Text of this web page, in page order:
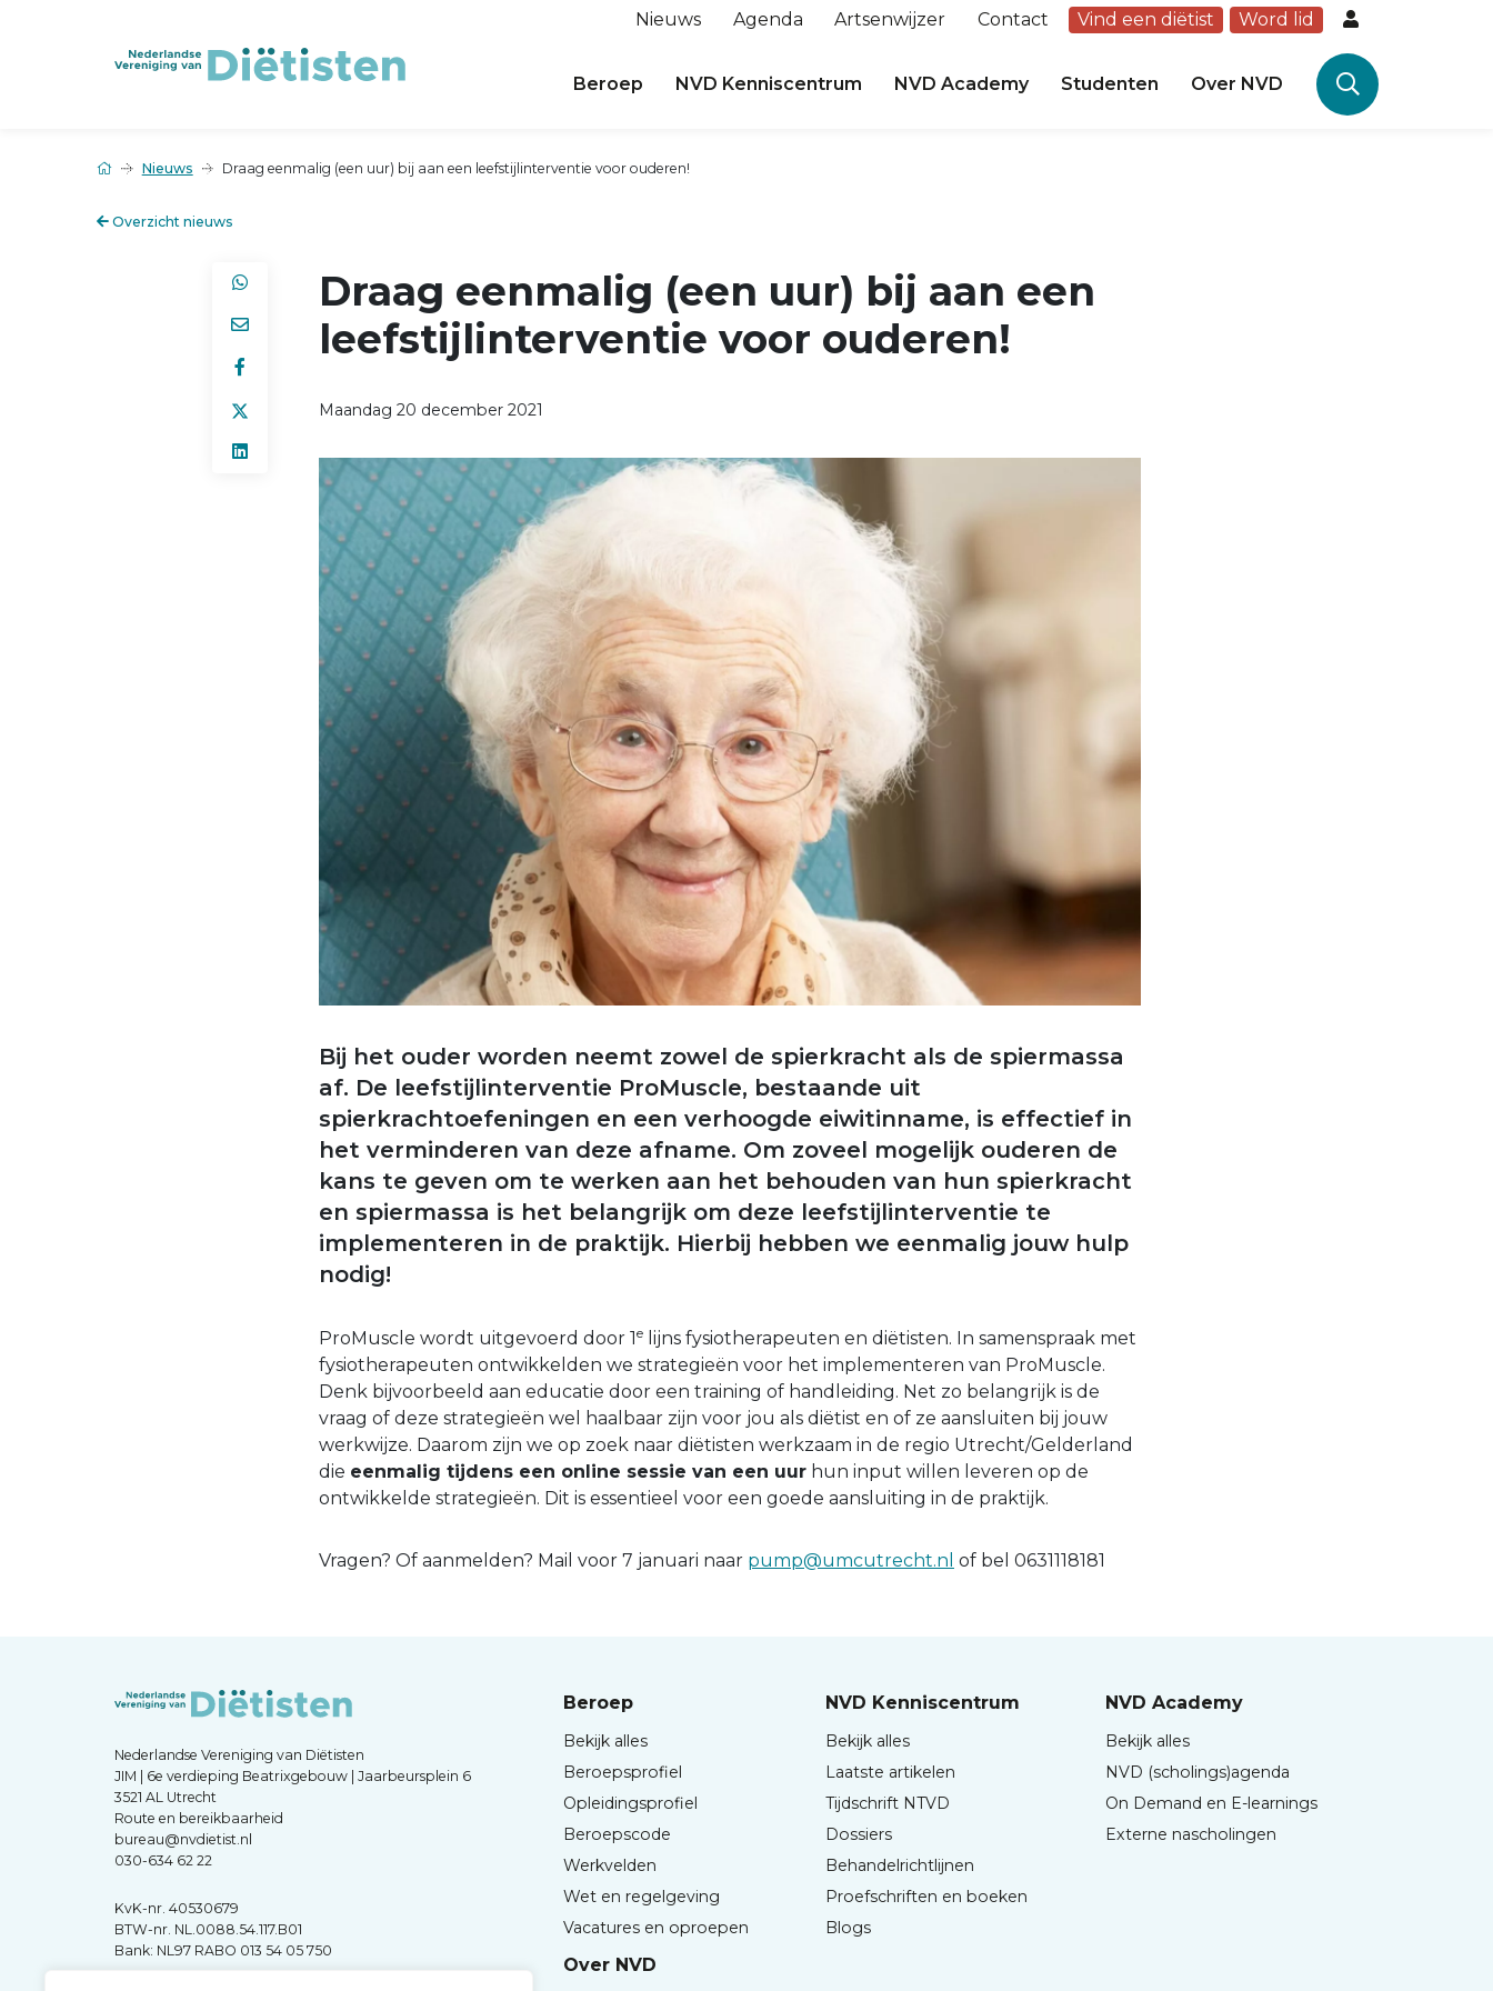
Nieuws Agenda Artsenwijzer Contact Vind een diëtist Word lid
Beroep NVD Kenniscentrum NVD Academy Studenten Over NVD
Nieuws Draag eenmalig (een uur) bij aan een leefstijlinterventie voor ouderen!
Overzicht nieuws
Draag eenmalig (een uur) bij aan een
leefstijlinterventie voor ouderen!
Maandag 20 december 2021
Bij het ouder worden neemt zowel de spierkracht als de spiermassa
af. De leefstijlinterventie ProMuscle, bestaande uit
spierkrachtoefeningen en een verhoogde eiwitinname, is effectief in
het verminderen van deze afname. Om zoveel mogelijk ouderen de
kans te geven om te werken aan het behouden van hun spierkracht
en spiermassa is het belangrijk om deze leefstijlinterventie te
implementeren in de praktijk. Hierbij hebben we eenmalig jouw hulp
nodig!
ProMuscle wordt uitgevoerd door 1e lijns fysiotherapeuten en diëtisten. In samenspraak met
fysiotherapeuten ontwikkelden we strategieën voor het implementeren van ProMuscle.
Denk bijvoorbeeld aan educatie door een training of handleiding. Net zo belangrijk is de
vraag of deze strategieën wel haalbaar zijn voor jou als diëtist en of ze aansluiten bij jouw
werkwijze. Daarom zijn we op zoek naar diëtisten werkzaam in de regio Utrecht/Gelderland
die eenmalig tijdens een online sessie van een uur hun input willen leveren op de
ontwikkelde strategieën. Dit is essentieel voor een goede aansluiting in de praktijk.
Vragen? Of aanmelden? Mail voor 7 januari naar pump@umcutrecht.nl of bel 0631118181
Nederlandse Vereniging van Diëtisten
JIM | 6e verdieping Beatrixgebouw | Jaarbeursplein 6
3521 AL Utrecht
Route en bereikbaarheid
bureau@nvdietist.nl
030-634 62 22
KvK-nr. 40530679
BTW-nr. NL.0088.54.117.B01
Bank: NL97 RABO 013 54 05 750
Beroep
Bekijk alles
Beroepsprofiel
Opleidingsprofiel
Beroepscode
Werkvelden
Wet en regelgeving
Vacatures en oproepen
NVD Kenniscentrum
Bekijk alles
Laatste artikelen
Tijdschrift NTVD
Dossiers
Behandelrichtlijnen
Proefschriften en boeken
Blogs
NVD Academy
Bekijk alles
NVD (scholings)agenda
On Demand en E-learnings
Externe nascholingen
Over NVD